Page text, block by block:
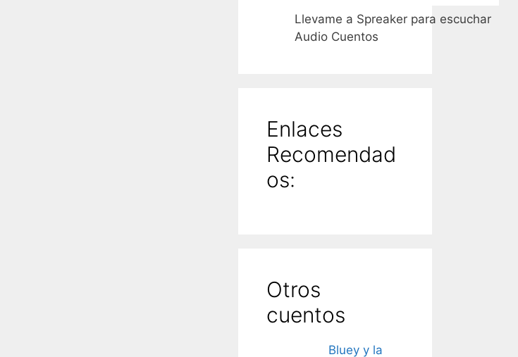
Llevame a Spreaker para escuchar
Audio Cuentos
Enlaces
Recomendad
os:
Otros
cuentos
Bluey y la